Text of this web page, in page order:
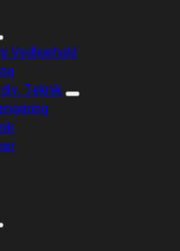
Vedligehold
Teknik